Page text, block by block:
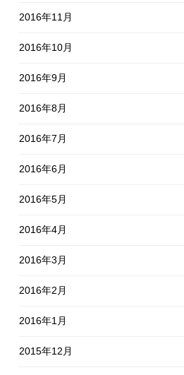
2016年11月
2016年10月
2016年9月
2016年8月
2016年7月
2016年6月
2016年5月
2016年4月
2016年3月
2016年2月
2016年1月
2015年12月